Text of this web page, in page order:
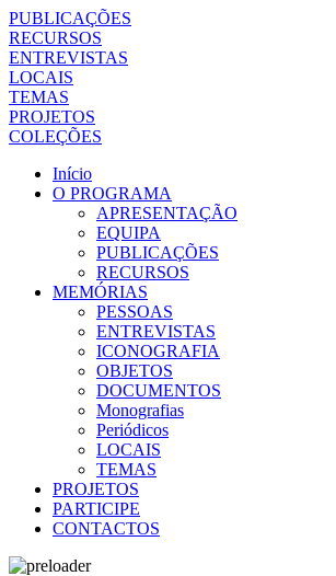
PUBLICAÇÕES
RECURSOS
ENTREVISTAS
LOCAIS
TEMAS
PROJETOS
COLEÇÕES
Início
O PROGRAMA
APRESENTAÇÃO
EQUIPA
PUBLICAÇÕES
RECURSOS
MEMÓRIAS
PESSOAS
ENTREVISTAS
ICONOGRAFIA
OBJETOS
DOCUMENTOS
Monografias
Periódicos
LOCAIS
TEMAS
PROJETOS
PARTICIPE
CONTACTOS